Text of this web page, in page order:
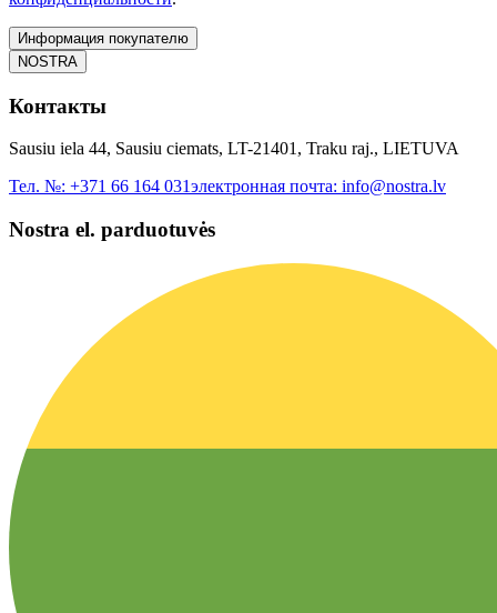
Информация покупателю
NOSTRA
Контакты
Sausiu iela 44, Sausiu ciemats, LT-21401, Traku raj., LIETUVA
Тел. №: +371 66 164 031электронная почта: info@nostra.lv
Nostra el. parduotuvės